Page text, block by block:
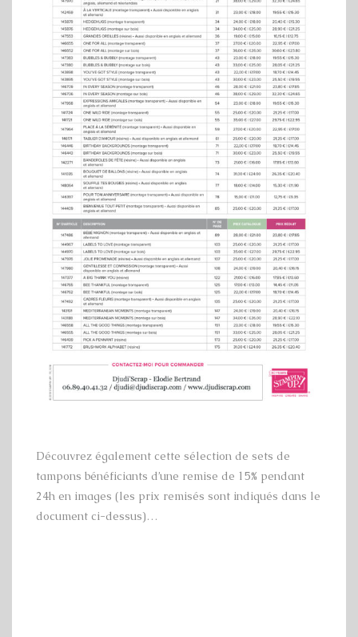
Découvrez également cette sélection de sets de
tampons bénéficiants d’une remise de 15% pendant
24h en images (les prix remisés sont indiqués dans le
document ci-dessus)…